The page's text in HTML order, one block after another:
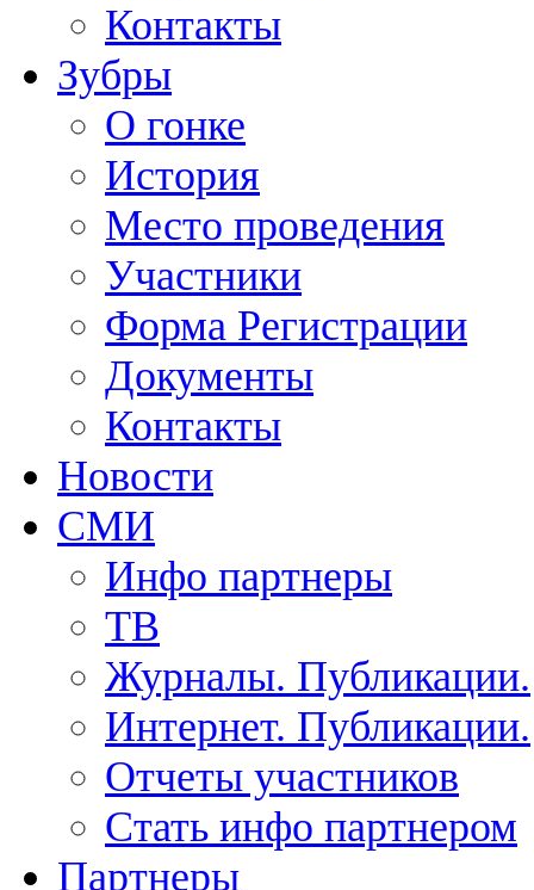
Контакты
Зубры
О гонке
История
Место проведения
Участники
Форма Регистрации
Документы
Контакты
Новости
СМИ
Инфо партнеры
ТВ
Журналы. Публикации.
Интернет. Публикации.
Отчеты участников
Стать инфо партнером
Партнеры